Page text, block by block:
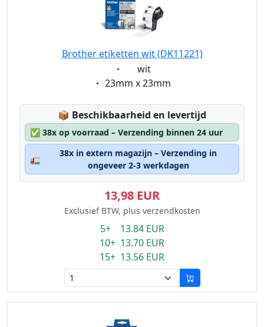
Brother etiketten wit (DK11221)
Eigenschaft:
wit
Eigenschaft:
23mm x 23mm
📦 Lagerstatus:
Beschikbaarheid en levertijd
✅ 38x op voorraad – Verzending binnen 24 uur
🚛
38x in extern magazijn – Verzending in
ongeveer 2-3 werkdagen
13,98 EUR
Exclusief BTW, plus verzendkosten
5+ 13.84 EUR
10+ 13.70 EUR
15+ 13.56 EUR